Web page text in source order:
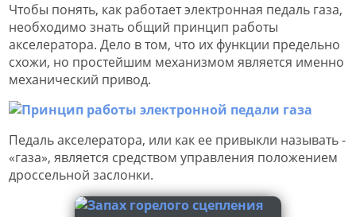
Чтобы понять, как работает электронная педаль газа,
необходимо знать общий принцип работы
акселератора. Дело в том, что их функции предельно
схожи, но простейшим механизмом является именно
механический привод.
Педаль акселератора, или как ее привыкли называть -
«газа», является средством управления положением
дроссельной заслонки.